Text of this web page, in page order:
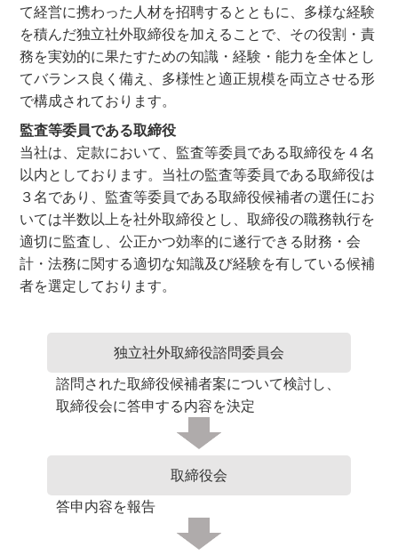
て経営に携わった人材を招聘するとともに、多様な経験
を積んだ独立社外取締役を加えることで、その役割・責
務を実効的に果たすための知識・経験・能力を全体とし
てバランス良く備え、多様性と適正規模を両立させる形
で構成されております。
監査等委員である取締役
当社は、定款において、監査等委員である取締役を４名
以内としております。当社の監査等委員である取締役は
３名であり、監査等委員である取締役候補者の選任にお
いては半数以上を社外取締役とし、取締役の職務執行を
適切に監査し、公正かつ効率的に遂行できる財務・会
計・法務に関する適切な知識及び経験を有している候補
者を選定しております。
独立社外取締役諮問委員会
諮問された取締役候補者案について検討し、
取締役会に答申する内容を決定
取締役会
答申内容を報告